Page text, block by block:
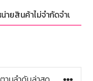
นค้าไม่จำกัดจำนวน ทั้